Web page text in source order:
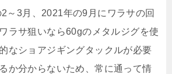
～3月、2021年の9月にワラサの回
ラサ狙いなら60gのメタルジグを使
なショアジギングタックルが必要
か分からないため、常に通って情